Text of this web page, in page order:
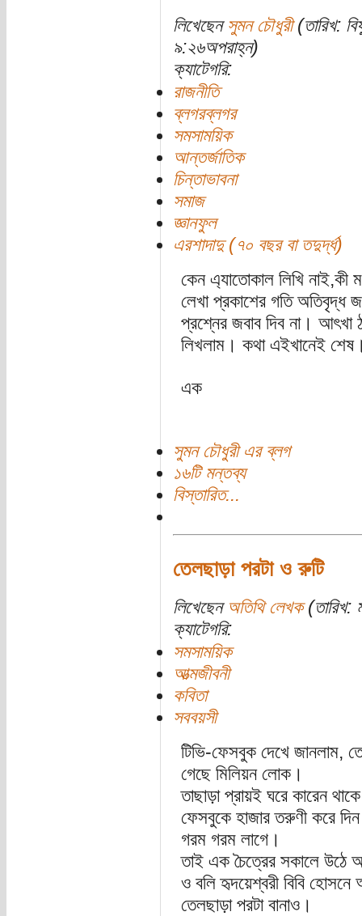
লিখেছেন সুমন চৌধুরী(তারিখ:
৯:২৬অপরাহ্ন)
ক্যাটেগরি:
রাজনীতি
ব্লগরব্লগর
সমসাময়িক
আন্তর্জাতিক
চিন্তাভাবনা
সমাজ
জ্ঞানফুল
এরশাদাদু (৭০ বছর বা তদুর্দ্ধ)
কেন এ্যাতোকাল লিখি
লেখা প্রকাশের গতি
প্রশ্নের জবাব দিব না। আৎখা
লিখলাম। কথা এইখানেই
এক
সুমন চৌধুরী এর ব্লগ
১৬টি মন্তব্য
বিস্তারিত...
তেলছাড়া পরটা ও রুটি
লিখেছেন অতিথি লেখক(তারিখ:
ক্যাটেগরি:
সমসাময়িক
আত্মজীবনী
কবিতা
সববয়সী
টিভি-ফেসবুক দেখে জানলাম,
গেছে মিলিয়ন লোক।
তাছাড়া প্রায়ই ঘরে কারেন
ফেসবুকে হাজার তরুণী করে
গরম গরম লাগে।
তাই এক চৈত্রের সকালে উঠে
ও বলি হৃদয়েশ্বরী বিবি হোসনে
তেলছাড়া পরটা বানাও।